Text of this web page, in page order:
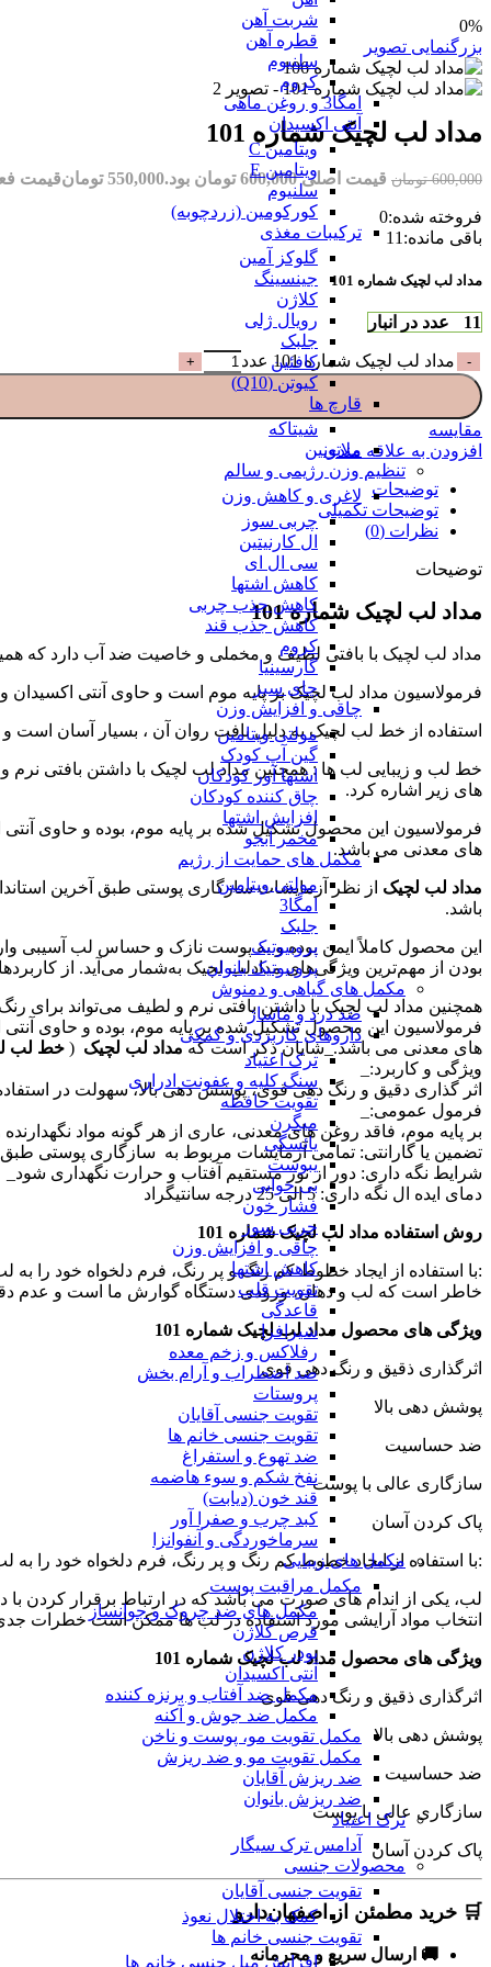
شربت آهن
قطره آهن
سلنیوم
کروم
امگا3 و روغن ماهی
آنتی اکسیدان
ویتامین C
ویتامین E
سلنیوم
کورکومین (زردچوبه)
ترکیبات مغذی
گلوکز آمین
جینسینگ
کلاژن
رویال ژلی
جلبک
کافئین
کیوتن (Q10)
قارچ ها
شیتاکه
ملاتونین
تنظیم وزن رژیمی و سالم
لاغری و کاهش وزن
چربی سوز
ال کارنیتین
سی ال ای
کاهش اشتها
کاهش جذب چربی
کاهش جذب قند
کروم
گارسینیا
چای سبز
چاقی و افزایش وزن
مولتی ویتامین
گین آپ کودک
اشتها آور کودکان
چاق کننده کودکان
افزایش اشتها
مخمر آبجو
مکمل های حمایت از رژیم
مولتی ویتامین
امگا3
جلبک
پروبیوتیک
پروبیوتیک بانوان
مکمل های گیاهی و دمنوش
ضد درد و ماساژ
داروهای کاربردی و کمکی
ترک اعتیاد
سنگ کلیه و عفونت ادراری
تقویت حافظه
میگرن
یائسگی
یبوست
بی خوابی
فشار خون
چربی سوز
چاقی و افزایش وزن
کاهش اشتها
تقویت قلب
قاعدگی
شیرافزا
رفلاکس و زخم معده
ضد اضطراب و آرام بخش
پروستات
تقویت جنسی آقایان
تقویت جنسی خانم ها
ضد تهوع و استفراغ
نفخ شکم و سوء هاضمه
قند خون (دیابت)
کبد چرب و صفرا آور
سرماخوردگی و آنفوانزا
مکمل های زیبایی
مکمل مراقبت پوست
مکمل های ضد چروک و جوانساز
قرص کلاژن
پودر کلاژن
آنتی اکسیدان
مکمل ضد آفتاب و برنزه کننده
مکمل ضد جوش و آکنه
مکمل تقویت مو، پوست و ناخن
مکمل تقویت مو و ضد ریزش
ضد ریزش آقایان
ضد ریزش بانوان
ترک اعتیاد
آدامس ترک سیگار
محصولات جنسی
تقویت جنسی آقایان
کمک به اختلال نعوذ
تقویت جنسی خانم ها
افزایش میل جنسی خانم ها
0%
بزرگنمایی تصویر
مداد لب لچیک شماره 101
600,000 تومان قیمت اصلی 600,000 تومان بود. 550,000 تومانقیمت فعلی 550,000
فروخته شده:0
باقی مانده: 11
مداد لب لچیک شماره 101
11 عدد در انبار
مداد لب لچیک شماره 101 عدد
مقایسه
افزودن به علاقه مندی
توضیحات
توضیحات تکمیلی
نظرات (0)
توضیحات
مداد لب لچیک شماره 101
مداد لب لچیک با بافتی لطیف و مخملی و خاصیت ضد آب دارد که
فرمولاسیون مداد لب لچیک بر پایه موم است و حاوی آنتی اکسیدان و
استفاده از خط لب لچیک به دلیل بافت روان آن ، بسیار آسان
خط لب و زیبایی لب ها : همچنین مداد لب لچیک با داشتن بافتی
های زیر اشاره کرد.
فرمولاسیون این محصول تشکیل شده بر پایه موم، بوده و حاوی آنتی
های معدنی می باشد.
مداد لب لچیک از نظر آزمایشات سازگاری پوستی طبق آخرین
باشد.
این محصول کاملاً ایمن بوده و به پوست نازک و حساس لب آسیبی
بودن از مهم‌ترین ویژگی‌های مدادلب لچیک به‌شمار می‌آید. از
همچنین مداد لب لچیک با داشتن بافتی نرم و لطیف می‌تواند برای
فرمولاسیون این محصول تشکیل شده بر پایه موم، بوده و حاوی آنتی
های معدنی می باشد._شایان ذکر است کهمداد لب لچیک ( خط لب
ویژگی و کاربرد:_
اثر گذاری دقیق و رنگ دهی قوی، پوشش دهی بالا، سهولت در
فرمول عمومی:_
بر پایه موم، فاقد روغن های معدنی، عاری از هر گونه مواد
تضمین یا گارانتی: تمامی آزمایشات مربوط به سازگاری پوستی طبق
شرایط نگه داری: دور از نور مستقیم آفتاب و حرارت نگه­داری شود_
دمای ایده ال نگه داری: 5 الی 25 درجه سانتیگراد
روش استفاده مداد لب لچیک شماره 101
:با استفاده از ایجاد خطوط کم رنگ و پر رنگ، فرم دلخواه خود را
خاطر است که لب و دهان، ورودی دستگاه گوارش ما است و عدم
ویژگی های محصول مداد لب لچیک شماره 101
اثرگذاری ذقیق و رنگ دهی قوی
پوشش دهی بالا
ضد حساسیت
سازگاری عالی با پوست
پاک کردن آسان
:با استفاده از ایجاد خطوط کم رنگ و پر رنگ، فرم دلخواه خود را به
لب، یکی از اندام های صورت می باشد که در ارتباط برقرار کردن
انتخاب مواد آرایشی مورد استفاده در لب ها ممکن است خطرات جدی
ویژگی های محصول مداد لب لچیک شماره 101
اثرگذاری ذقیق و رنگ دهی قوی
پوشش دهی بالا
ضد حساسیت
سازگاری عالی با پوست
پاک کردن آسان
🛒 خرید مطمئن از اصفهان‌دارو
🚚 ارسال سریع و محرمانه